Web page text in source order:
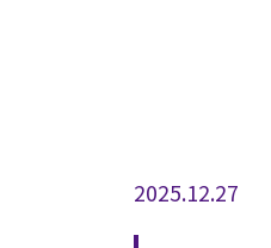
2025.12.27